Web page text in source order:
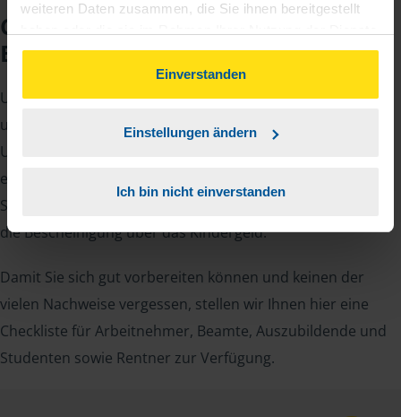
weiteren Daten zusammen, die Sie ihnen bereitgestellt
gesammelt haben. Indem Sie auf Einverstanden klicken,
können Sie der Verwendung von Cookies, gemäß
unserer
Einverstanden
Einstellungen ändern
Ich bin nicht einverstanden
Checkliste für Ihr
Beratungsgespräch
Um Ihre Steuererklärung erstellen zu können, benötigen
unsere Beraterinnen und Berater eine Reihe von
Unterlagen von Ihnen. Dazu gehört beispielsweise die
elektronische Lohnsteuerbescheinigung, Ihre
Steueridentifikationsnummer, der Rentenbescheid oder
die Bescheinigung über das Kindergeld.
Damit Sie sich gut vorbereiten können und keinen der
vielen Nachweise vergessen, stellen wir Ihnen hier eine
Checkliste für Arbeitnehmer, Beamte, Auszubildende und
Studenten sowie Rentner zur Verfügung.